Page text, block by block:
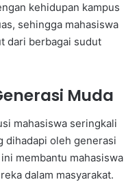
kehidupan kampus
sehingga mahasiswa
dari berbagai sudut
Muda
mahasiswa seringkali
dihadapi oleh generasi
membantu mahasiswa
dalam masyarakat.